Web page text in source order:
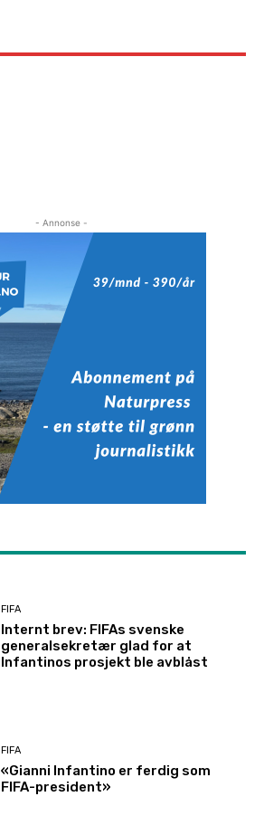
- Annonse -
FIFA
Internt brev: FIFAs svenske
generalsekretær glad for at
Infantinos prosjekt ble avblåst
FIFA
«Gianni Infantino er ferdig som
FIFA-president»